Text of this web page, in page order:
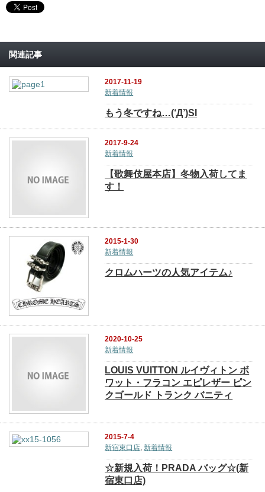
関連記事
2017-11-19
新着情報
もう冬ですね…(‘Д’)SI
2017-9-24
新着情報
【歌舞伎屋本店】冬物入荷してま
す！
2015-1-30
新着情報
クロムハーツの人気アイテム♪
2020-10-25
新着情報
LOUIS VUITTON ルイヴィトン ボ
ワット・フラコン エピレザー ピン
クゴールド トランク バニティ
2015-7-4
新宿東口店, 新着情報
☆新規入荷！PRADA バッグ☆(新
宿東口店)